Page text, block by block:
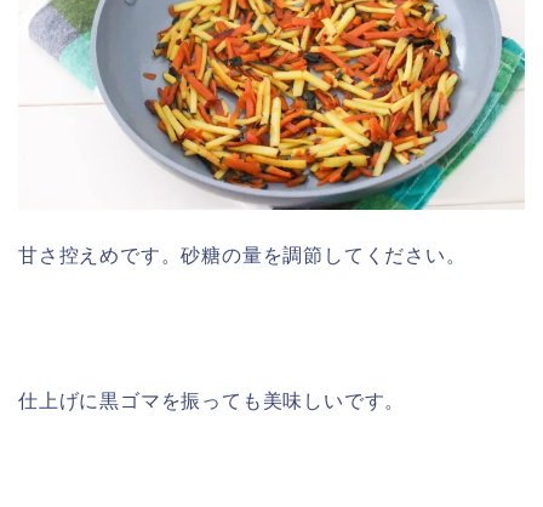
甘さ控えめです。砂糖の量を調節してください。
仕上げに黒ゴマを振っても美味しいです。